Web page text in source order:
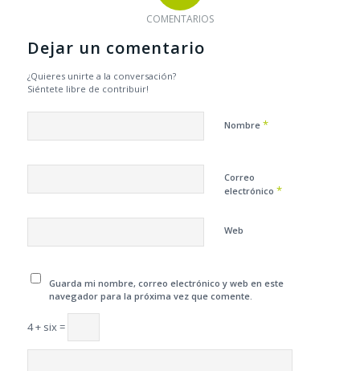
COMENTARIOS
Dejar un comentario
¿Quieres unirte a la conversación?
Siéntete libre de contribuir!
Nombre *
Correo
electrónico *
Web
Guarda mi nombre, correo electrónico y web en este
navegador para la próxima vez que comente.
4 + six =